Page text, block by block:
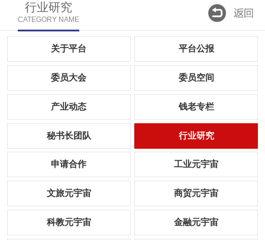
行业研究
CATEGORY NAME
关于平台 平台公报
委员大会 委员空间
产业动态 钱老专栏
秘书长团队 行业研究
申请合作 工业元宇宙
文旅元宇宙 商贸元宇宙
科教元宇宙 金融元宇宙